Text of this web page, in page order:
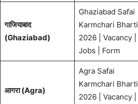
गाजियाबाद
(Ghaziabad)
Ghaziabad Safai
Karmchari Bharti
2026 | Vacancy |
Jobs | Form
आगरा (Agra)
Agra Safai
Karmchari Bharti
2026 | Vacancy |